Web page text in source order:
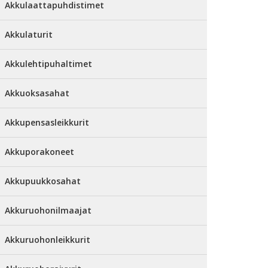
Akkulaattapuhdistimet
Akkulaturit
Akkulehtipuhaltimet
Akkuoksasahat
Akkupensasleikkurit
Akkuporakoneet
Akkupuukkosahat
Akkuruohonilmaajat
Akkuruohonleikkurit